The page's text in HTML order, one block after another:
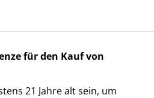
für den Kauf von
21 Jahre alt sein, um